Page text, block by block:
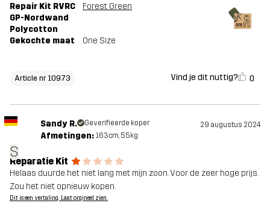
Repair Kit RVRC
GP-Nordwand
Polycotton
Forest Green
Gekochte maat One Size
Article nr 10973 Vind je dit nuttig? 0
S
Sandy R. Geverifieerde koper 29 augustus 2024
Afmetingen: 163cm, 55kg
Reparatie Kit
Helaas duurde het niet lang met mijn zoon. Voor de zeer hoge prijs.
Zou het niet opnieuw kopen.
Dit is een vertaling. Laat orgineel zien.